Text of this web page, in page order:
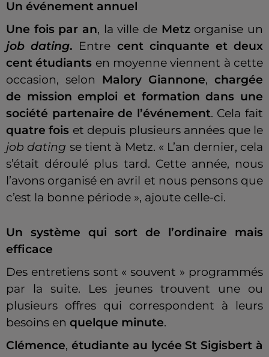
Un événement annuel
Une fois par an, la ville de Metz organise un
job dating. Entre cent cinquante et deux
cent étudiants en moyenne viennent à cette
occasion, selon Malory Giannone, chargée
de mission emploi et formation dans une
société partenaire de l’événement. Cela fait
quatre fois et depuis plusieurs années que le
job dating se tient à Metz. « L’an dernier, cela
s’était déroulé plus tard. Cette année, nous
l’avons organisé en avril et nous pensons que
c’est la bonne période », ajoute celle-ci.
Un système qui sort de l’ordinaire mais
efficace
Des entretiens sont « souvent » programmés
par la suite. Les jeunes trouvent une ou
plusieurs offres qui correspondent à leurs
besoins en quelque minute.
Clémence, étudiante au lycée St Sigisbert à